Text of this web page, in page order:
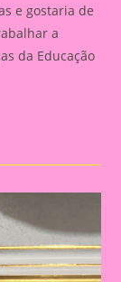
e gostaria de
a
da Educação